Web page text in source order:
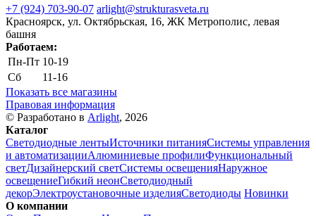
+7 (924) 703-90-07 arlight@strukturasveta.ru
Красноярск, ул. Октябрьская, 16, ЖК Метрополис, левая
башня
Работаем:
Пн-Пт 10-19
Сб
11-16
Показать все магазины
Правовая информация
© Разработано в Arlight, 2026
Каталог
Светодиодные лентыИсточники питанияСистемы управления
и автоматизацииАлюминиевые профилиФункциональный
светДизайнерский светСистемы освещенияНаружное
освещениеГибкий неонСветодиодный
декорЭлектроустановочные изделияСветодиоды Новинки
О компании